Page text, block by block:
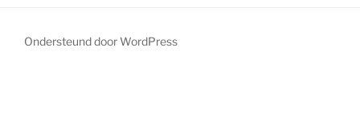
Ondersteund door WordPress